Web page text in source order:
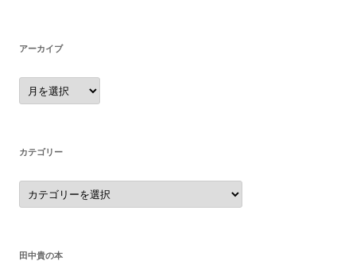
アーカイブ
ア
ー
カ
カテゴリー
カ
テ
ゴ
田中貴の本